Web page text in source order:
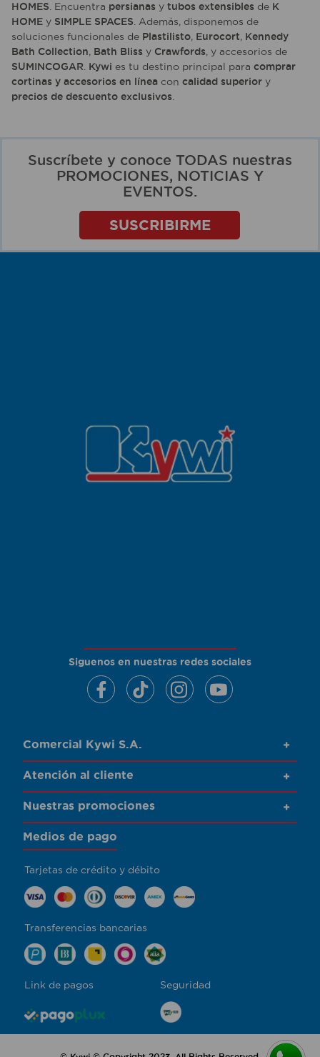
HOMES . Encuentra persianas y tubos extensibles de K
HOME y SIMPLE SPACES . Además, disponemos de
soluciones funcionales de Plastilisto, Eurocort, Kennedy
Bath Collection, Bath Bliss y Crawfords, y accesorios de
SUMINCOGAR Kywi es tu destino principal para comprar
cortinas y accesorios en línea con calidad superior y
precios de descuento exclusivos
Suscríbete y conoce TODAS nuestras
PROMOCIONES, NOTICIAS Y
EVENTOS.
SUSCRIBIRME
Siguenos en nuestras redes sociales
Comercial Kywi S.A. +
Atención al cliente +
Nuestras promociones +
Medios de pago
Tarjetas de crédito y débito
Transferencias bancarias
Link de pagos Seguridad